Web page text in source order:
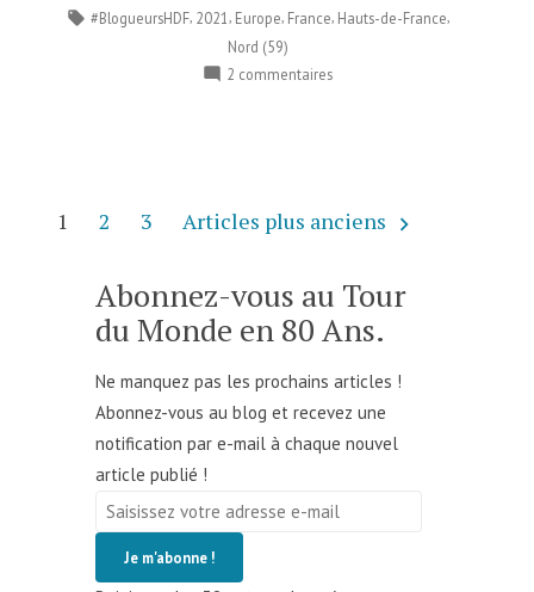
par
dans
Étiquettes :
#BlogueursHDF, 2021 Europe France Hauts-de-France
Nord (59)
2 commentairessur
France
Pagination
publications
1 2 3 Articles plus anciens
Abonnez-vous au Tour
du Monde en 80 Ans.
Ne manquez pas les prochains articles !
Abonnez-vous au blog et recevez une
notification par e-mail à chaque nouvel
article publié !
Saisissez
votre
adresse
Je m'abonne !